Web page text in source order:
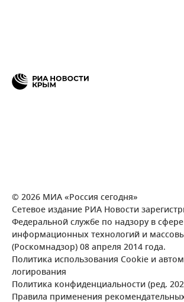
© 2026 МИА «Россия сегодня»
Сетевое издание РИА Новости
Федеральной службе по надзору в
информационных технологий и
(Роскомнадзор) 08 апреля 2014 года.
Политика использования Cookie и
логирования
Политика конфиденциальности (ред.
Правила применения